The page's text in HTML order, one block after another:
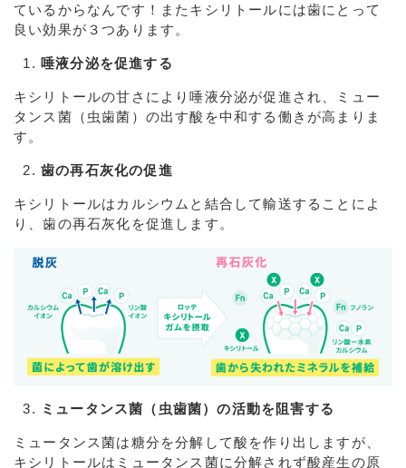
ているからなんです！またキシリトールには歯にとって
良い効果が３つあります。
唾液分泌を促進する
キシリトールの甘さにより唾液分泌が促進され、ミュー
タンス菌（虫歯菌）の出す酸を中和する働きが高まりま
す。
歯の再石灰化の促進
キシリトールはカルシウムと結合して輸送することによ
り、歯の再石灰化を促進します。
ミュータンス菌（虫歯菌）の活動を阻害する
ミュータンス菌は糖分を分解して酸を作り出しますが、
キシリトールはミュータンス菌に分解されず酸産生の原